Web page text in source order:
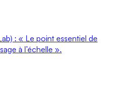
: « Le point essentiel de
à l’échelle ».